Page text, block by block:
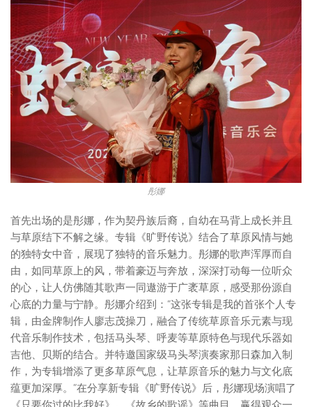
彤娜
首先出场的是彤娜，作为契丹族后裔，自幼在马背上成长并且
与草原结下不解之缘。专辑《旷野传说》结合了草原风情与她
的独特女中音，展现了独特的音乐魅力。彤娜的歌声浑厚而自
由，如同草原上的风，带着豪迈与奔放，深深打动每一位听众
的心，让人仿佛随其歌声一同遨游于广袤草原，感受那份源自
心底的力量与宁静。彤娜介绍到：“这张专辑是我的首张个人专
辑，由金牌制作人廖志茂操刀，融合了传统草原音乐元素与现
代音乐制作技术，包括马头琴、呼麦等草原特色与现代乐器如
吉他、贝斯的结合。并特邀国家级马头琴演奏家那日森加入制
作，为专辑增添了更多草原气息，让草原音乐的魅力与文化底
蕴更加深厚。”在分享新专辑《旷野传说》后，彤娜现场演唱了